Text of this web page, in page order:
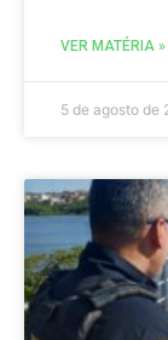
VER MATÉRIA »
5 de agosto de